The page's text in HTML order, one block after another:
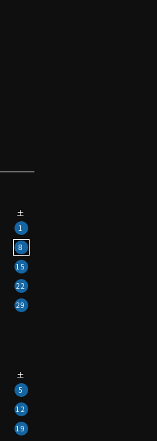
土
1
8
15
22
29
土
5
12
19